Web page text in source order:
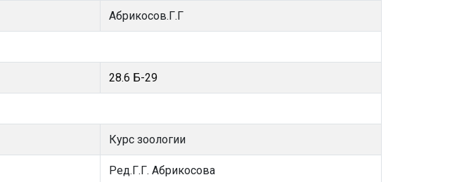
Абрикосов.Г.Г
28.6 Б-29
Курс зоологии
Ред.Г.Г. Абрикосова